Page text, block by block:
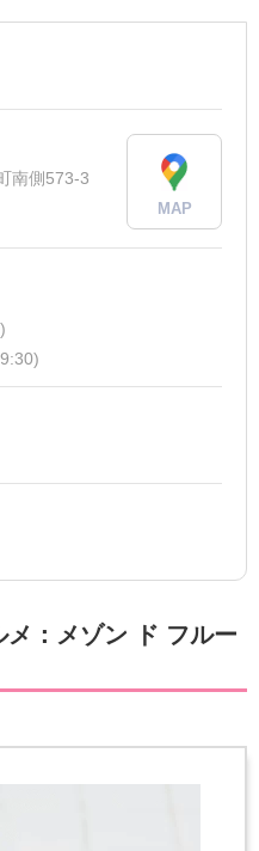
南側573-3
MAP
：メゾン ド フルー